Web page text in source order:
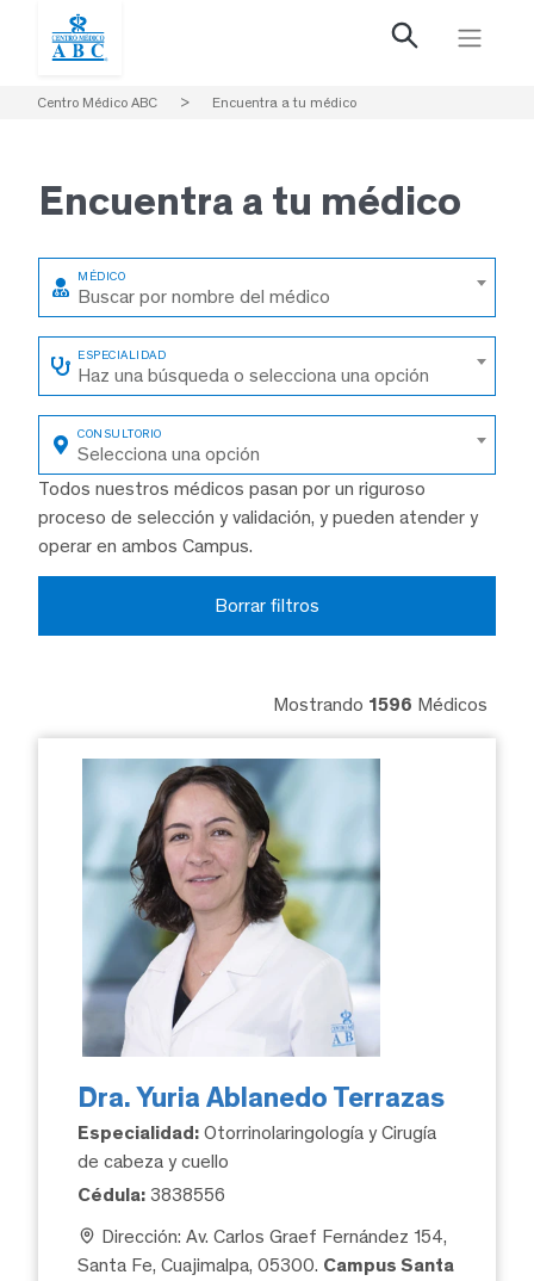
Centro Médico ABC > Encuentra a tu médico
Encuentra a tu médico
Buscar por nombre del médico
Haz una búsqueda o selecciona una opción
Selecciona una opción
Todos nuestros médicos pasan por un riguroso
proceso de selección y validación, y pueden atender y
operar en ambos Campus.
Borrar filtros
Mostrando 1596 Médicos
Dra. Yuria Ablanedo Terrazas
Especialidad: Otorrinolaringología y Cirugía
de cabeza y cuello
Cédula: 3838556
Dirección: Av. Carlos Graef Fernández 154,
Santa Fe, Cuajimalpa, 05300. Campus Santa